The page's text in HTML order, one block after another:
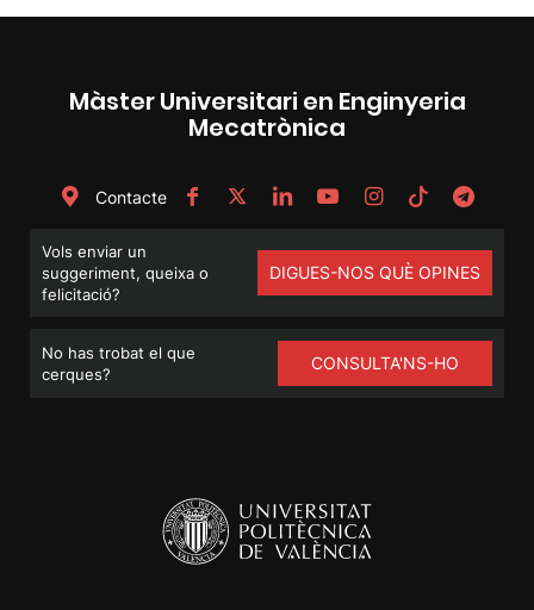
Màster Universitari en Enginyeria
Mecatrònica
Contacte
Vols enviar un
suggeriment, queixa o
felicitació?
DIGUES-NOS QUÈ OPINES
No has trobat el que
cerques?
CONSULTA'NS-HO